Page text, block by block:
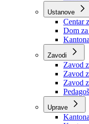
Služba
Služba
Služba
Ustanove
Centar
Dom za
Zavodi
Zavod
Zavod
Zavod